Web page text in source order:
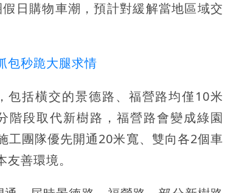
日購物車潮，預計對緩解當地區域交
包秒跪大腿求情
括橫交的景德路、福營路均僅10米
階段取代新樹路，福營路會變成綠園
工團隊優先開通20米寬、雙向各2個車
善環境。